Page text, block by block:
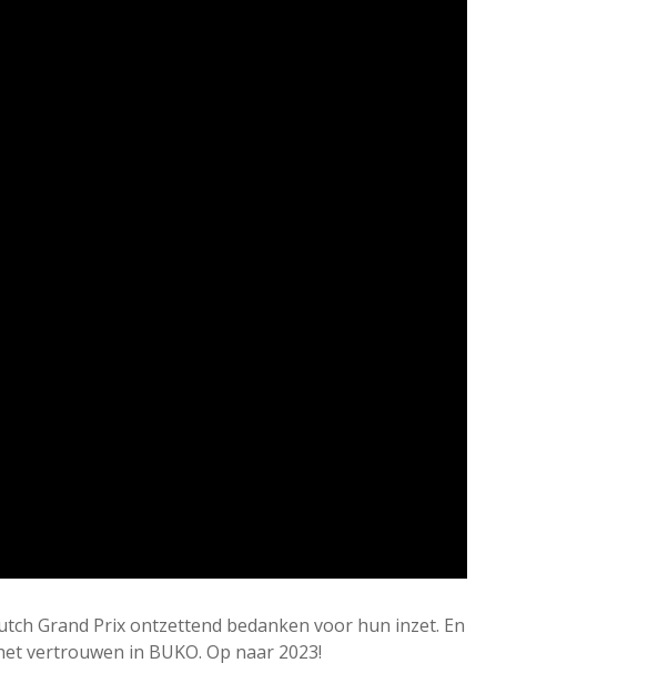
Grand Prix ontzettend bedanken voor hun inzet. En
vertrouwen in BUKO. Op naar 2023!